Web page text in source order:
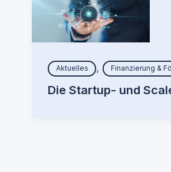
Aktuelles , Finanzierung &
Die Startup- und